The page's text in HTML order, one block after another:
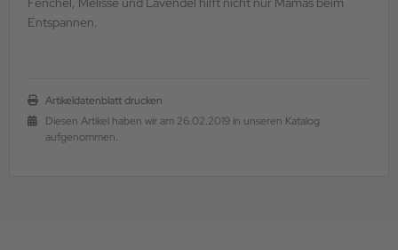
Entspannen.
Artikeldatenblatt drucken
Diesen Artikel haben wir am 26.02.2019 in unseren Katalog
aufgenommen.